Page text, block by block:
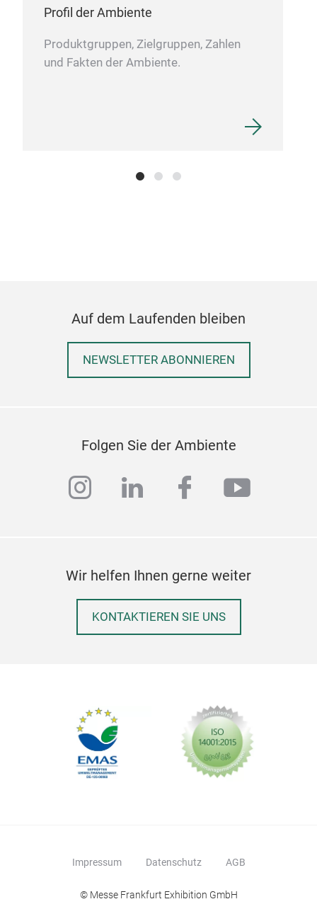
Profil der Ambiente
Produktgruppen, Zielgruppen, Zahlen
und Fakten der Ambiente.
Auf dem Laufenden bleiben
NEWSLETTER ABONNIEREN
Folgen Sie der Ambiente
instagram
linkedinfacebook
Wir helfen Ihnen gerne weiter
KONTAKTIEREN SIE UNS
Impressum Datenschutz AGB
© Messe Frankfurt Exhibition GmbH